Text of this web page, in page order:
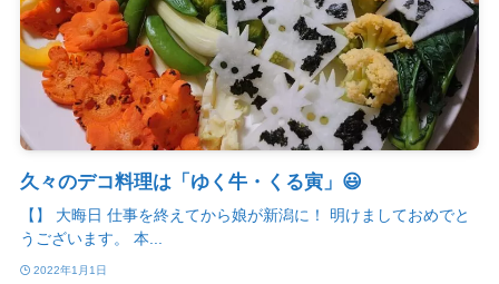
久々のデコ料理は「ゆく牛・くる寅」😃
【】 大晦日 仕事を終えてから娘が新潟に！ 明けましておめでと
うございます。 本...
2022年1月1日